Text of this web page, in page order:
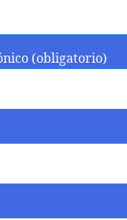
(obligatorio)